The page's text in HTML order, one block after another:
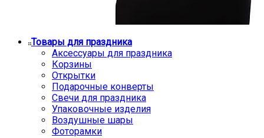
Товары для праздника
Аксессуары для праздника
Корзины
Открытки
Подарочные конверты
Свечи для праздника
Упаковочные изделия
Воздушные шары
Фоторамки